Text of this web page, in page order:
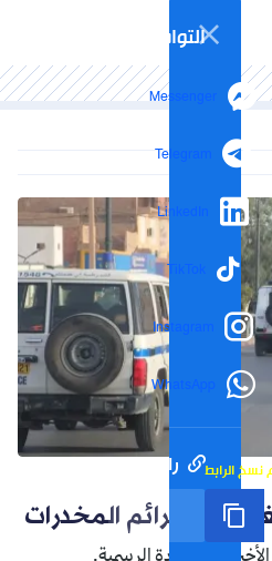
التواصل الاجتماعي
Messenger
Telegram
LinkedIn
TikTok
Instagram
WhatsApp
رابط مختصر نسخ الرابط
عن جرائم المخدرات